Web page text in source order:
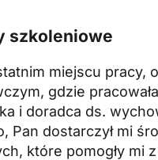
szkoleniowe
miejscu pracy,
gdzie
i doradca ds.
Pan dostarczył mi
które pomogły mi